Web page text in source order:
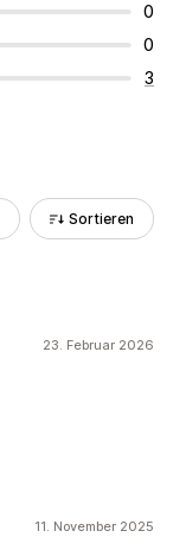
0
0
3
Sortieren
23. Februar 2026
11. November 2025